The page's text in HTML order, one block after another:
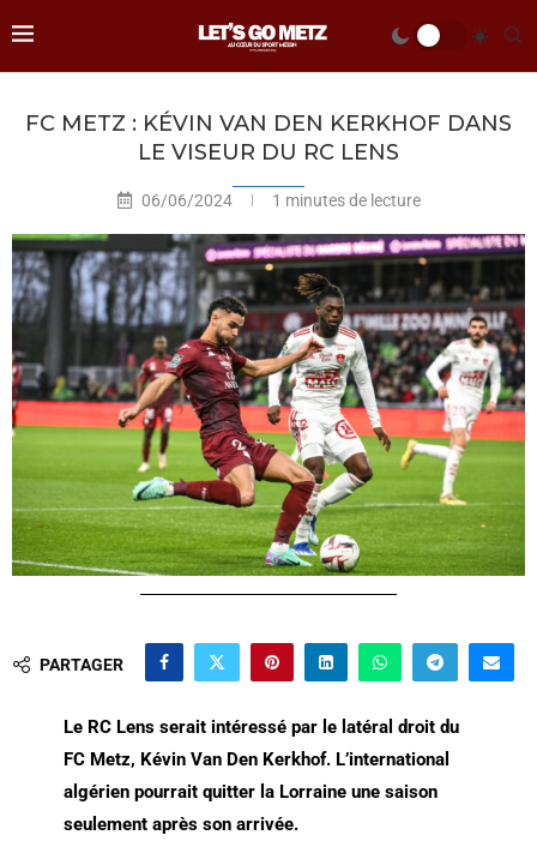
FC METZ : KÉVIN VAN DEN KERKHOF DANS
LE VISEUR DU RC LENS
06/06/2024 1 minutes de lecture
PARTAGER
Le RC Lens serait intéressé par le latéral droit du
FC Metz, Kévin Van Den Kerkhof. L’international
algérien pourrait quitter la Lorraine une saison
seulement après son arrivée.